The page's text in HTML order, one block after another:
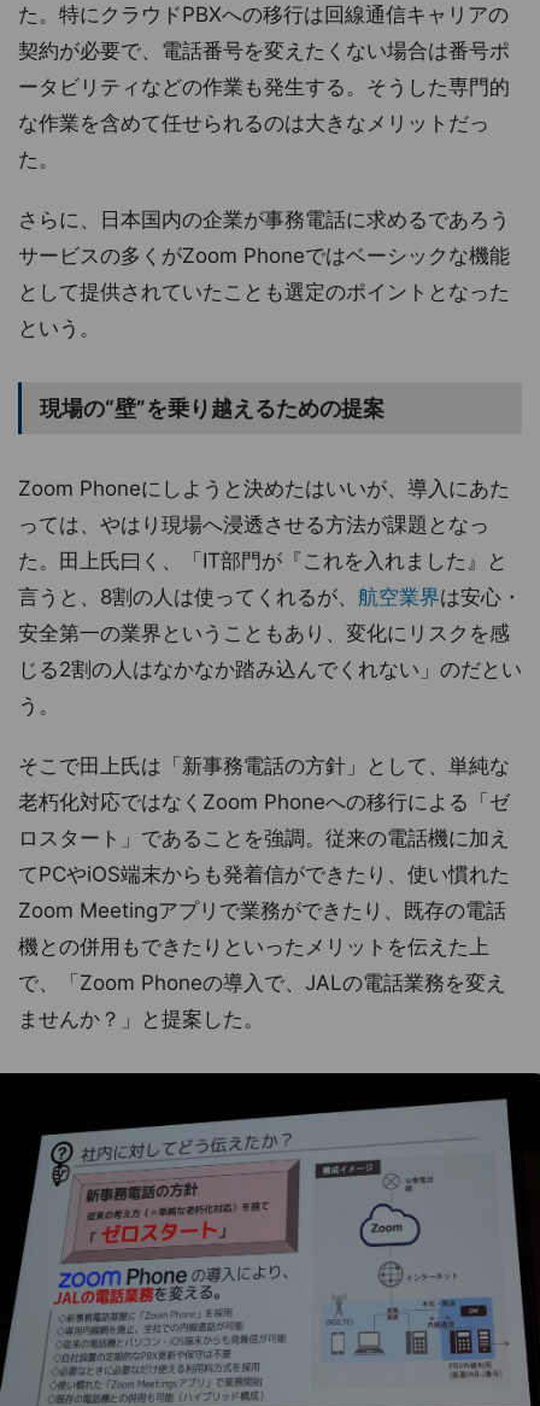
た。特にクラウドPBXへの移行は回線通信キャリアの
契約が必要で、電話番号を変えたくない場合は番号ポ
ータビリティなどの作業も発生する。そうした専門的
な作業を含めて任せられるのは大きなメリットだっ
た。
さらに、日本国内の企業が事務電話に求めるであろう
サービスの多くがZoom Phoneではベーシックな機能
として提供されていたことも選定のポイントとなった
という。
現場の“壁”を乗り越えるための提案
Zoom Phoneにしようと決めたはいいが、導入にあた
っては、やはり現場へ浸透させる方法が課題となっ
た。田上氏曰く、「IT部門が『これを入れました』と
言うと、8割の人は使ってくれるが、 航空業界は安心・
安全第一の業界ということもあり、変化にリスクを感
じる2割の人はなかなか踏み込んでくれない」のだとい
う。
そこで田上氏は「新事務電話の方針」として、単純な
老朽化対応ではなくZoom Phoneへの移行による「ゼ
ロスタート」であることを強調。従来の電話機に加え
てPCやiOS端末からも発着信ができたり、使い慣れた
Zoom Meetingアプリで業務ができたり、既存の電話
機との併用もできたりといったメリットを伝えた上
で、「Zoom Phoneの導入で、JALの電話業務を変え
ませんか？」と提案した。